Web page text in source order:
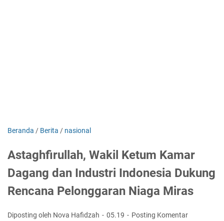
Beranda / Berita / nasional
Astaghfirullah, Wakil Ketum Kamar
Dagang dan Industri Indonesia Dukung
Rencana Pelonggaran Niaga Miras
Diposting oleh Nova Hafidzah 05.19 Posting Komentar